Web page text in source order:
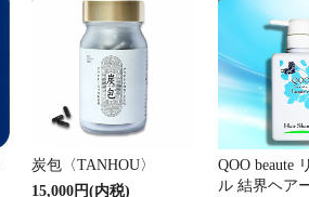
炭包〈TANHOU〉
15,000円(内税)
QOO beaute
ル 結界ヘア